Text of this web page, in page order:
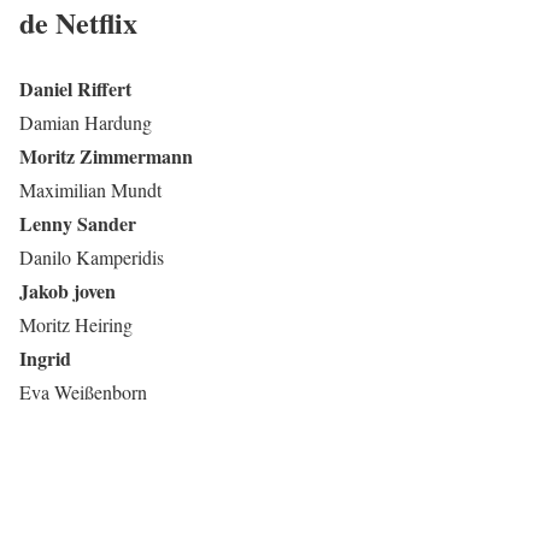
de Netflix
Daniel Riffert
Damian Hardung
Moritz Zimmermann
Maximilian Mundt
Lenny Sander
Danilo Kamperidis
Jakob joven
Moritz Heiring
Ingrid
Eva Weißenborn